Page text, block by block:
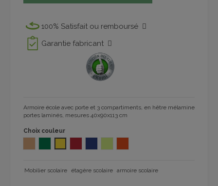
100% Satisfait ou remboursé
Garantie fabricant
Armoire école avec porte et 3 compartiments, en hêtre mélamine
portes laminés, mesures 40x90x113 cm
Choix couleur
Mobilier scolaire étagère scolaire armoire scolaire